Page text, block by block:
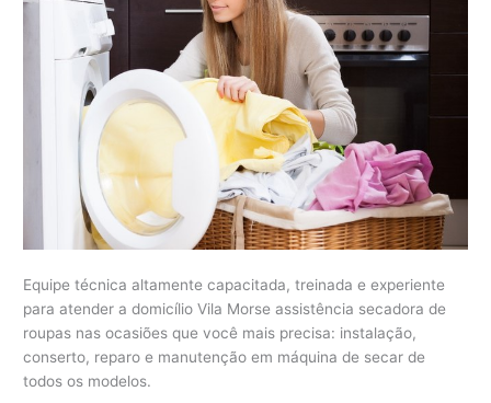
Equipe técnica altamente capacitada, treinada e experiente
para atender a domicílio Vila Morse assistência secadora de
roupas nas ocasiões que você mais precisa: instalação,
conserto, reparo e manutenção em máquina de secar de
todos os modelos.